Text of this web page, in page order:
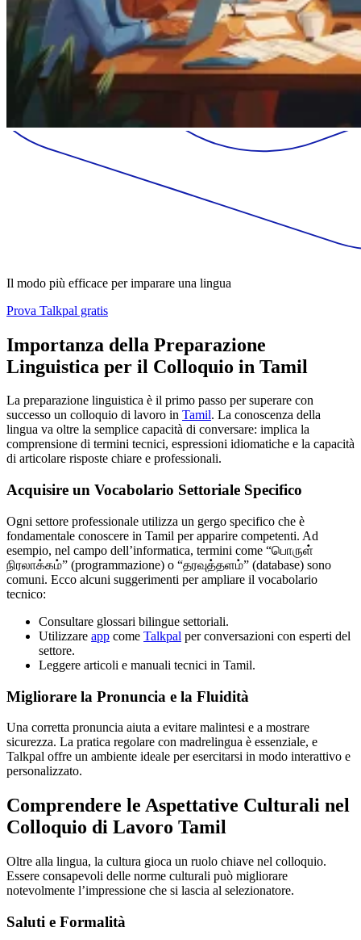
Il modo più efficace per imparare una lingua
Prova Talkpal gratis
Importanza della Preparazione
Linguistica per il Colloquio in Tamil
La preparazione linguistica è il primo passo per superare con
successo un colloquio di lavoro in Tamil. La conoscenza della
lingua va oltre la semplice capacità di conversare: implica la
comprensione di termini tecnici, espressioni idiomatiche e la capacità
di articolare risposte chiare e professionali.
Acquisire un Vocabolario Settoriale Specifico
Ogni settore professionale utilizza un gergo specifico che è
fondamentale conoscere in Tamil per apparire competenti. Ad
esempio, nel campo dell’informatica, termini come “பொருள்
நிரலாக்கம்” (programmazione) o “தரவுத்தளம்” (database) sono
comuni. Ecco alcuni suggerimenti per ampliare il vocabolario
tecnico:
Consultare glossari bilingue settoriali.
Utilizzare app come Talkpal per conversazioni con esperti del
settore.
Leggere articoli e manuali tecnici in Tamil.
Migliorare la Pronuncia e la Fluidità
Una corretta pronuncia aiuta a evitare malintesi e a mostrare
sicurezza. La pratica regolare con madrelingua è essenziale, e
Talkpal offre un ambiente ideale per esercitarsi in modo interattivo e
personalizzato.
Comprendere le Aspettative Culturali nel
Colloquio di Lavoro Tamil
Oltre alla lingua, la cultura gioca un ruolo chiave nel colloquio.
Essere consapevoli delle norme culturali può migliorare
notevolmente l’impressione che si lascia al selezionatore.
Saluti e Formalità